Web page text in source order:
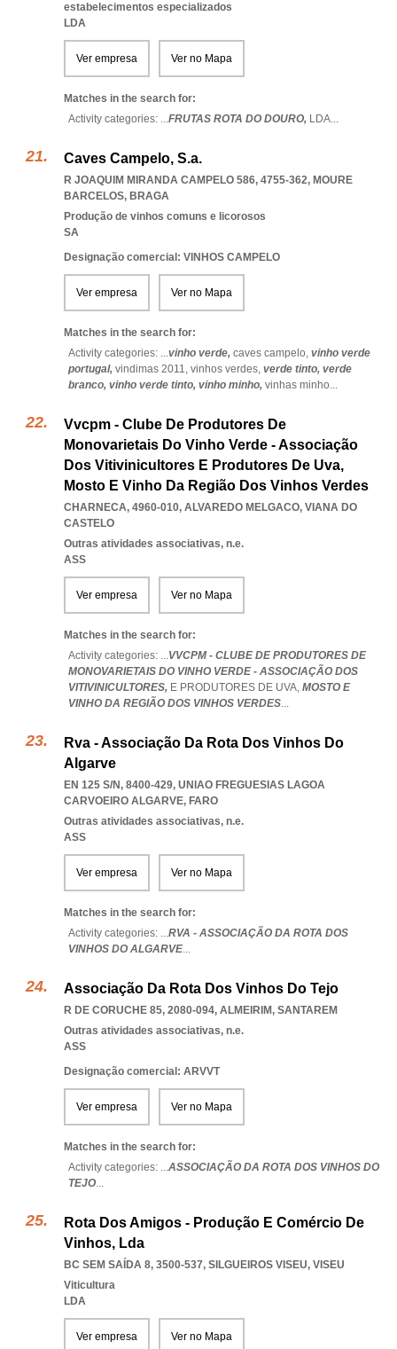
estabelecimentos especializados
LDA
Ver empresa Ver no Mapa
Matches in the search for:
Activity categories: ...FRUTAS ROTA DO DOURO, LDA...
Caves Campelo, S.a.
R JOAQUIM MIRANDA CAMPELO 586, 4755-362, MOURE
BARCELOS, BRAGA
Produção de vinhos comuns e licorosos
SA
Designação comercial: VINHOS CAMPELO
Ver empresa Ver no Mapa
Matches in the search for:
Activity categories: ...vinho verde, caves campelo, vinho verde
portugal, vindimas 2011, vinhos verdes, verde tinto, verde
branco, vinho verde tinto, vinho minho, vinhas minho...
Vvcpm - Clube De Produtores De
Monovarietais Do Vinho Verde - Associação
Dos Vitivinicultores E Produtores De Uva,
Mosto E Vinho Da Região Dos Vinhos Verdes
CHARNECA, 4960-010, ALVAREDO MELGACO, VIANA DO
CASTELO
Outras atividades associativas, n.e.
ASS
Ver empresa Ver no Mapa
Matches in the search for:
Activity categories: ...VVCPM - CLUBE DE PRODUTORES DE
MONOVARIETAIS DO VINHO VERDE - ASSOCIAÇÃO DOS
VITIVINICULTORES, E PRODUTORES DE UVA, MOSTO E
VINHO DA REGIÃO DOS VINHOS VERDES...
Rva - Associação Da Rota Dos Vinhos Do
Algarve
EN 125 S/N, 8400-429, UNIAO FREGUESIAS LAGOA
CARVOEIRO ALGARVE, FARO
Outras atividades associativas, n.e.
ASS
Ver empresa Ver no Mapa
Matches in the search for:
Activity categories: ...RVA - ASSOCIAÇÃO DA ROTA DOS
VINHOS DO ALGARVE...
Associação Da Rota Dos Vinhos Do Tejo
R DE CORUCHE 85, 2080-094, ALMEIRIM, SANTAREM
Outras atividades associativas, n.e.
ASS
Designação comercial: ARVVT
Ver empresa Ver no Mapa
Matches in the search for:
Activity categories: ...ASSOCIAÇÃO DA ROTA DOS VINHOS DO
TEJO...
Rota Dos Amigos - Produção E Comércio De
Vinhos, Lda
BC SEM SAÍDA 8, 3500-537, SILGUEIROS VISEU, VISEU
Viticultura
LDA
Ver empresa Ver no Mapa